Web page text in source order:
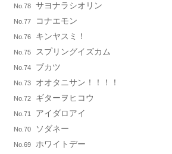
No.78 サヨナラシオリン
No.77 コナエモン
No.76 キンヤスミ！
No.75 スプリングイズカム
No.74 ブカツ
No.73 オオタニサン！！！！
No.72 ギターヲヒコウ
No.71 アイダロアイ
No.70 ソダネー
No.69 ホワイトデー